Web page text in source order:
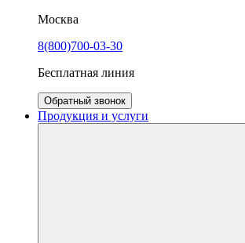
Москва
8(800)700-03-30
Бесплатная линия
Обратный звонок
Продукция и услуги